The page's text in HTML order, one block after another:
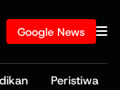
Google News
Peristiwa